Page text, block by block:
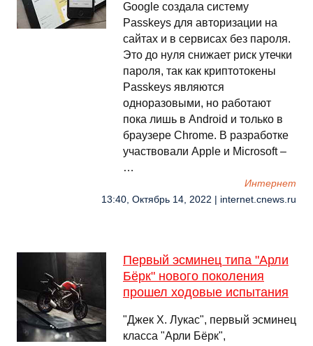
Google создала систему
Passkeys для авторизации на
сайтах и в сервисах без пароля.
Это до нуля снижает риск утечки
пароля, так как криптотокены
Passkeys являются
одноразовыми, но работают
пока лишь в Android и только в
браузере Chrome. В разработке
участвовали Apple и Microsoft –
…
Интернет
13:40, Октябрь 14, 2022 | internet.cnews.ru
Первый эсминец типа "Арли
Бёрк" нового поколения
прошел ходовые испытания
"Джек Х. Лукас", первый эсминец
класса "Арли Бёрк",